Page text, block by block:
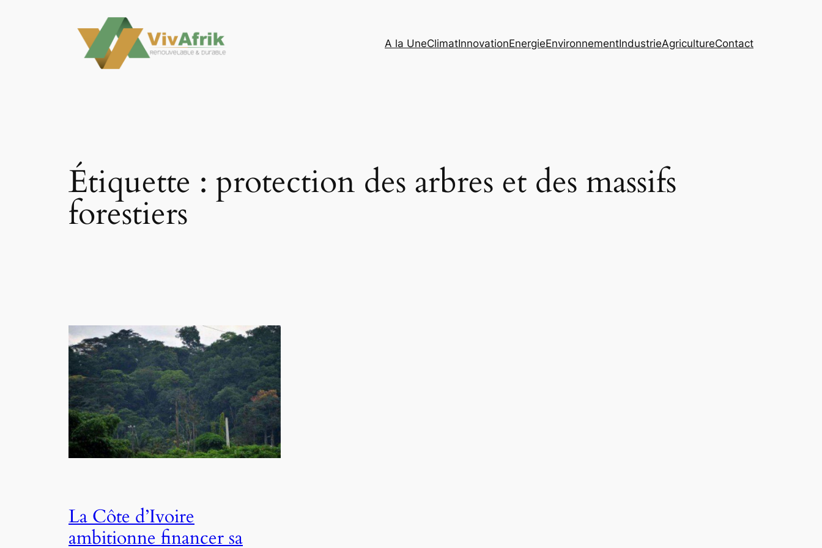
A la UneClimatInnovationEnergieEnvironnementIndustrieAgricultureContact
Étiquette : protection des arbres et des massifs
forestiers
La Côte d’Ivoire
ambitionne financer sa